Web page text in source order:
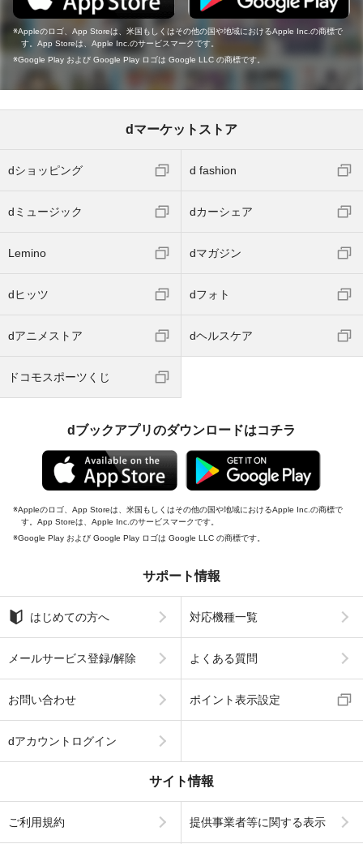
Appleのロゴ、App Storeは、米国もしくはその他の国や地域におけるApple Inc.の商標で
す。App Storeは、Apple Inc.のサービスマークです。
Google Play および Google Play ロゴは Google LLC の商標です。
dマーケットストア
dショッピング d fashion
dミュージック dカーシェア
Lemino dマガジン
dヒッツ dフォト
dアニメストア dヘルスケア
ドコモスポーツくじ
dブックアプリのダウンロードはコチラ
Appleのロゴ、App Storeは、米国もしくはその他の国や地域におけるApple Inc.の商標で
す。App Storeは、Apple Inc.のサービスマークです。
Google Play および Google Play ロゴは Google LLC の商標です。
サポート情報
はじめての方へ 対応機種一覧
メールサービス登録/解除 よくある質問
お問い合わせ ポイント表示設定
dアカウントログイン
サイト情報
ご利用規約 提供事業者等に関する表示